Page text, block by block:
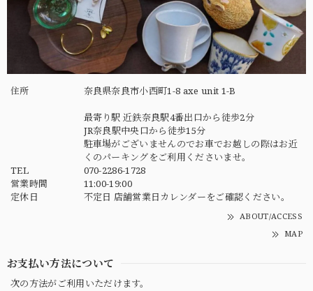
住所 奈良県奈良市小西町1-8 axe unit 1-B
最寄り駅 近鉄奈良駅4番出口から徒歩2分
JR奈良駅中央口から徒歩15分
駐車場がございませんのでお車でお越しの際はお近
くのパーキングをご利用くださいませ。
TEL
070-2286-1728
営業時間
11:00-19:00
定休日
不定日 店舗営業日カレンダーをご確認ください。
ABOUT/ACCESS
MAP
お支払い方法について
次の方法がご利用いただけます。